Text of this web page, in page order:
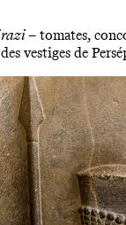
– tomates,
vestiges de